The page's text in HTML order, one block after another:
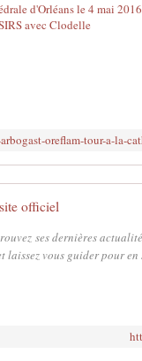
officiel
ses dernières
laissez vous guider pour en